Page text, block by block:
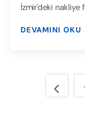
İzmir'deki nakliye
DEVAMINI OKU